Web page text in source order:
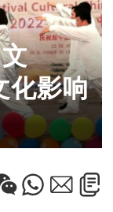
化影响